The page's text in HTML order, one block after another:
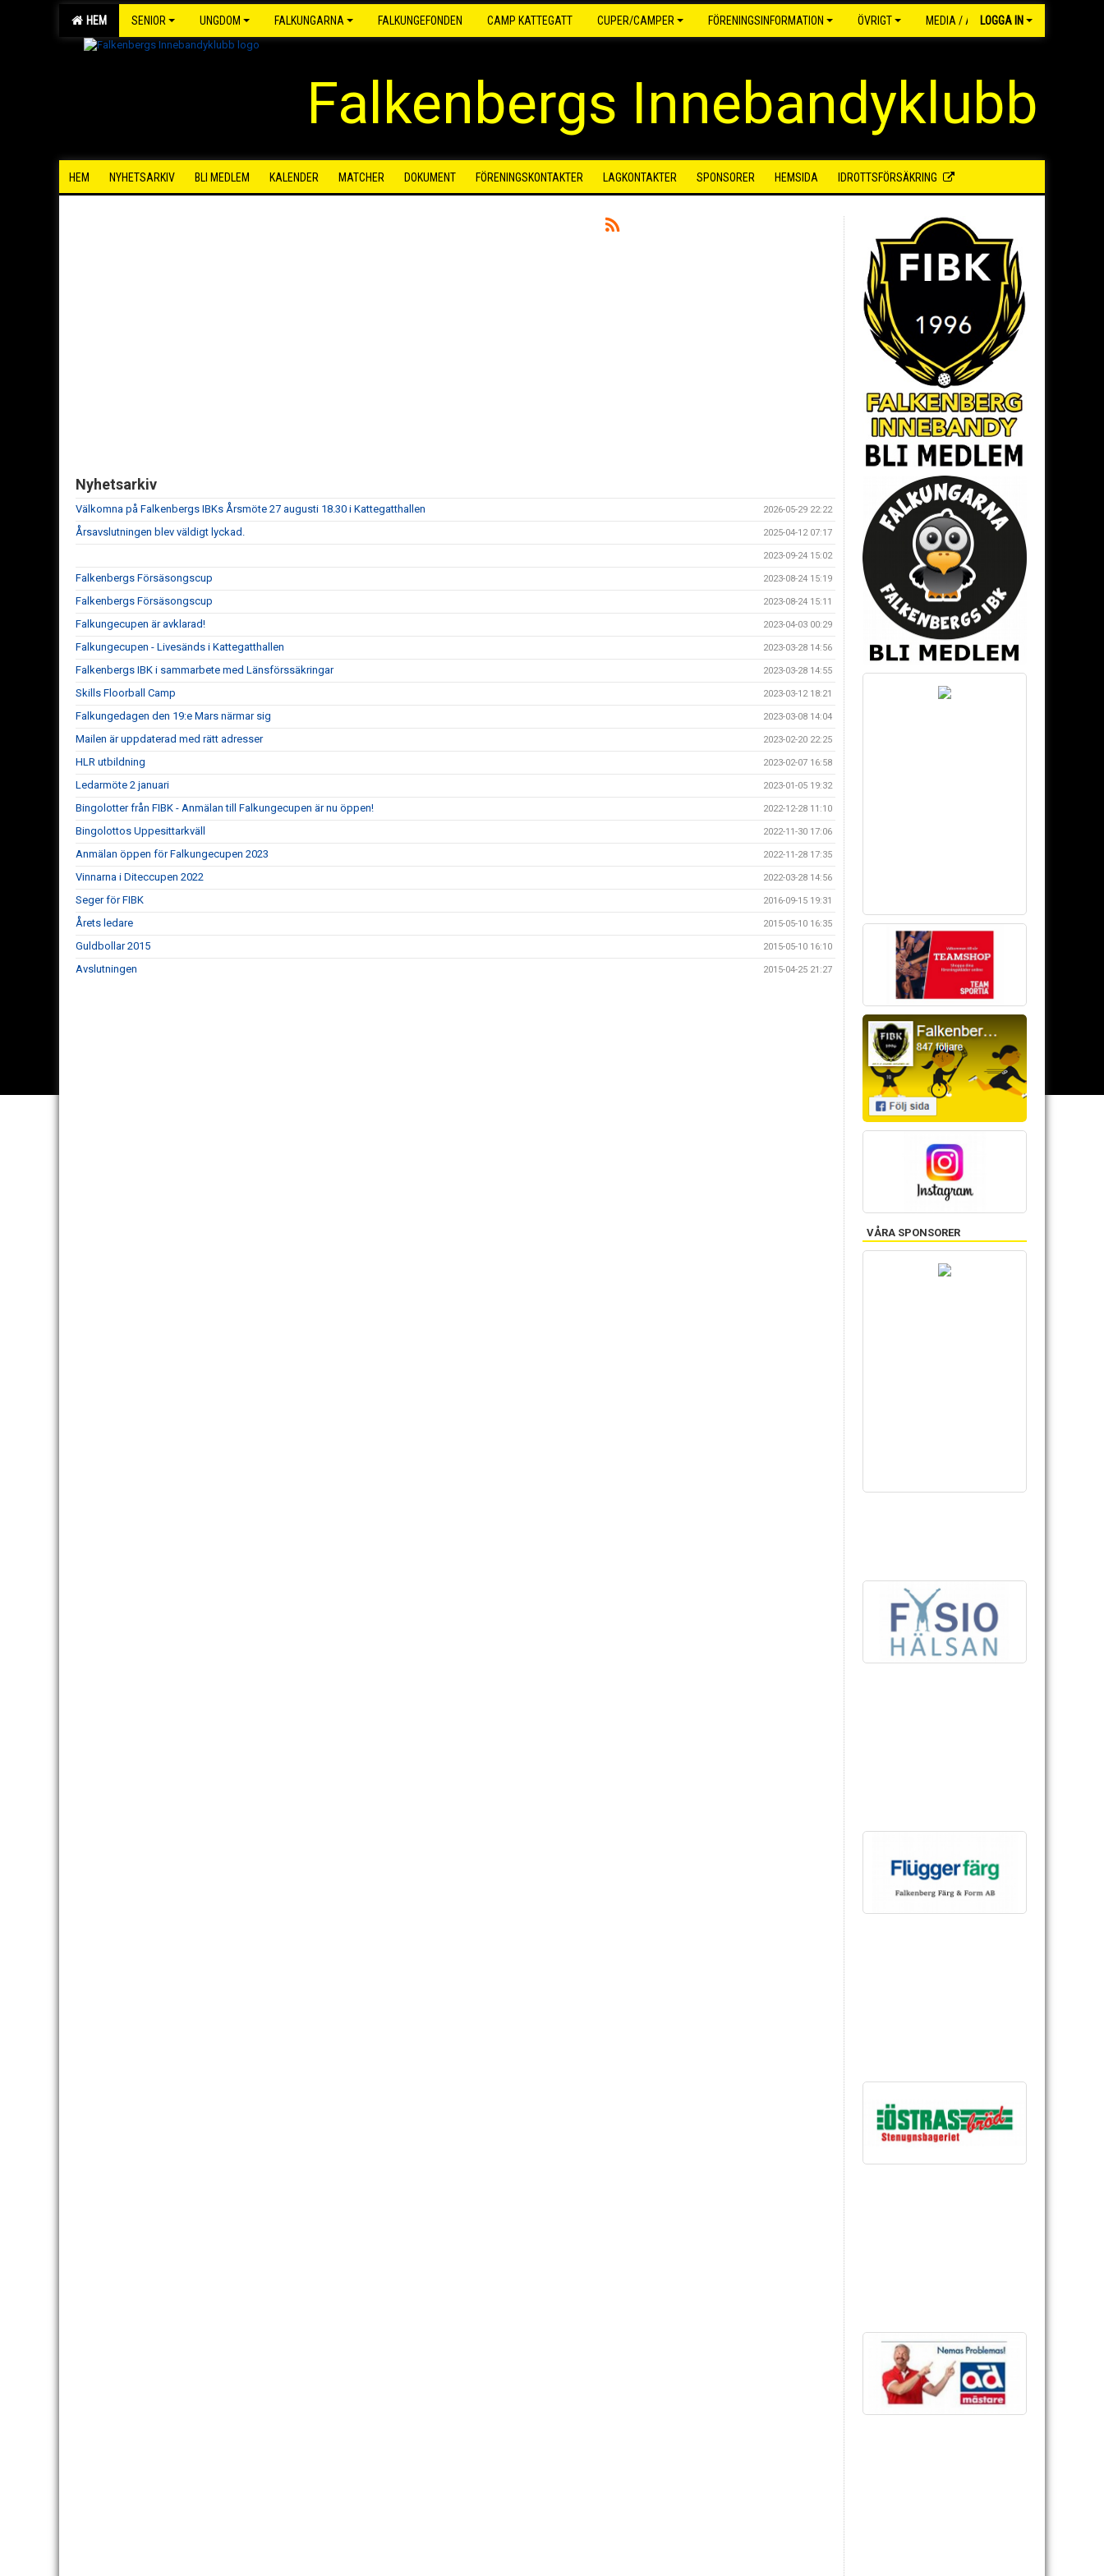
HEM SENIOR UNGDOM FALKUNGARNA FALKUNGEFONDEN CAMP KATTEGATT CUPER/CAMPER FÖRENINGSINFORMATION ÖVRIGT MEDIA / ARKIVLOGGA IN
Falkenbergs Innebandyklubb
HEM NYHETSARKIV BLI MEDLEM KALENDER MATCHER DOKUMENT FÖRENINGSKONTAKTER LAGKONTAKTER SPONSORER HEMSIDA IDROTTSFÖRSÄKRING
Nyhetsarkiv
Välkomna på Falkenbergs IBKs Årsmöte 27 augusti 18.30 i Kattegatthallen 2026-05-29 22:22
Årsavslutningen blev väldigt lyckad. 2025-04-12 07:17
2023-09-24 15:02
Falkenbergs Försäsongscup 2023-08-24 15:19
Falkenbergs Försäsongscup 2023-08-24 15:11
Falkungecupen är avklarad! 2023-04-03 00:29
Falkungecupen - Livesänds i Kattegatthallen 2023-03-28 14:56
Falkenbergs IBK i sammarbete med Länsförssäkringar 2023-03-28 14:55
Skills Floorball Camp 2023-03-12 18:21
Falkungedagen den 19:e Mars närmar sig 2023-03-08 14:04
Mailen är uppdaterad med rätt adresser 2023-02-20 22:25
HLR utbildning 2023-02-07 16:58
Ledarmöte 2 januari 2023-01-05 19:32
Bingolotter från FIBK - Anmälan till Falkungecupen är nu öppen! 2022-12-28 11:10
Bingolottos Uppesittarkväll 2022-11-30 17:06
Anmälan öppen för Falkungecupen 2023 2022-11-28 17:35
Vinnarna i Diteccupen 2022 2022-03-28 14:56
Seger för FIBK 2016-09-15 19:31
Årets ledare 2015-05-10 16:35
Guldbollar 2015 2015-05-10 16:10
Avslutningen 2015-04-25 21:27
VÅRA SPONSORER